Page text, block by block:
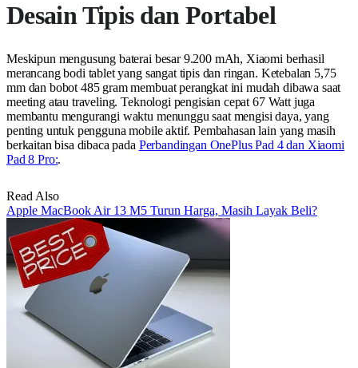
Desain Tipis dan Portabel
Meskipun mengusung baterai besar 9.200 mAh, Xiaomi berhasil
merancang bodi tablet yang sangat tipis dan ringan. Ketebalan 5,75
mm dan bobot 485 gram membuat perangkat ini mudah dibawa saat
meeting atau traveling. Teknologi pengisian cepat 67 Watt juga
membantu mengurangi waktu menunggu saat mengisi daya, yang
penting untuk pengguna mobile aktif. Pembahasan lain yang masih
berkaitan bisa dibaca pada Perbandingan OnePlus Pad 4 dan Xiaomi
Pad 8 Pro:.
Read Also
Apple MacBook Air 13 M5 Turun Harga, Masih Layak Beli?